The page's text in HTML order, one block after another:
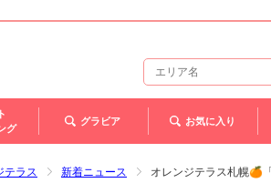
グ
グラビア お気に入り
テラス 新着ニュース オレンジテラス札幌🍊